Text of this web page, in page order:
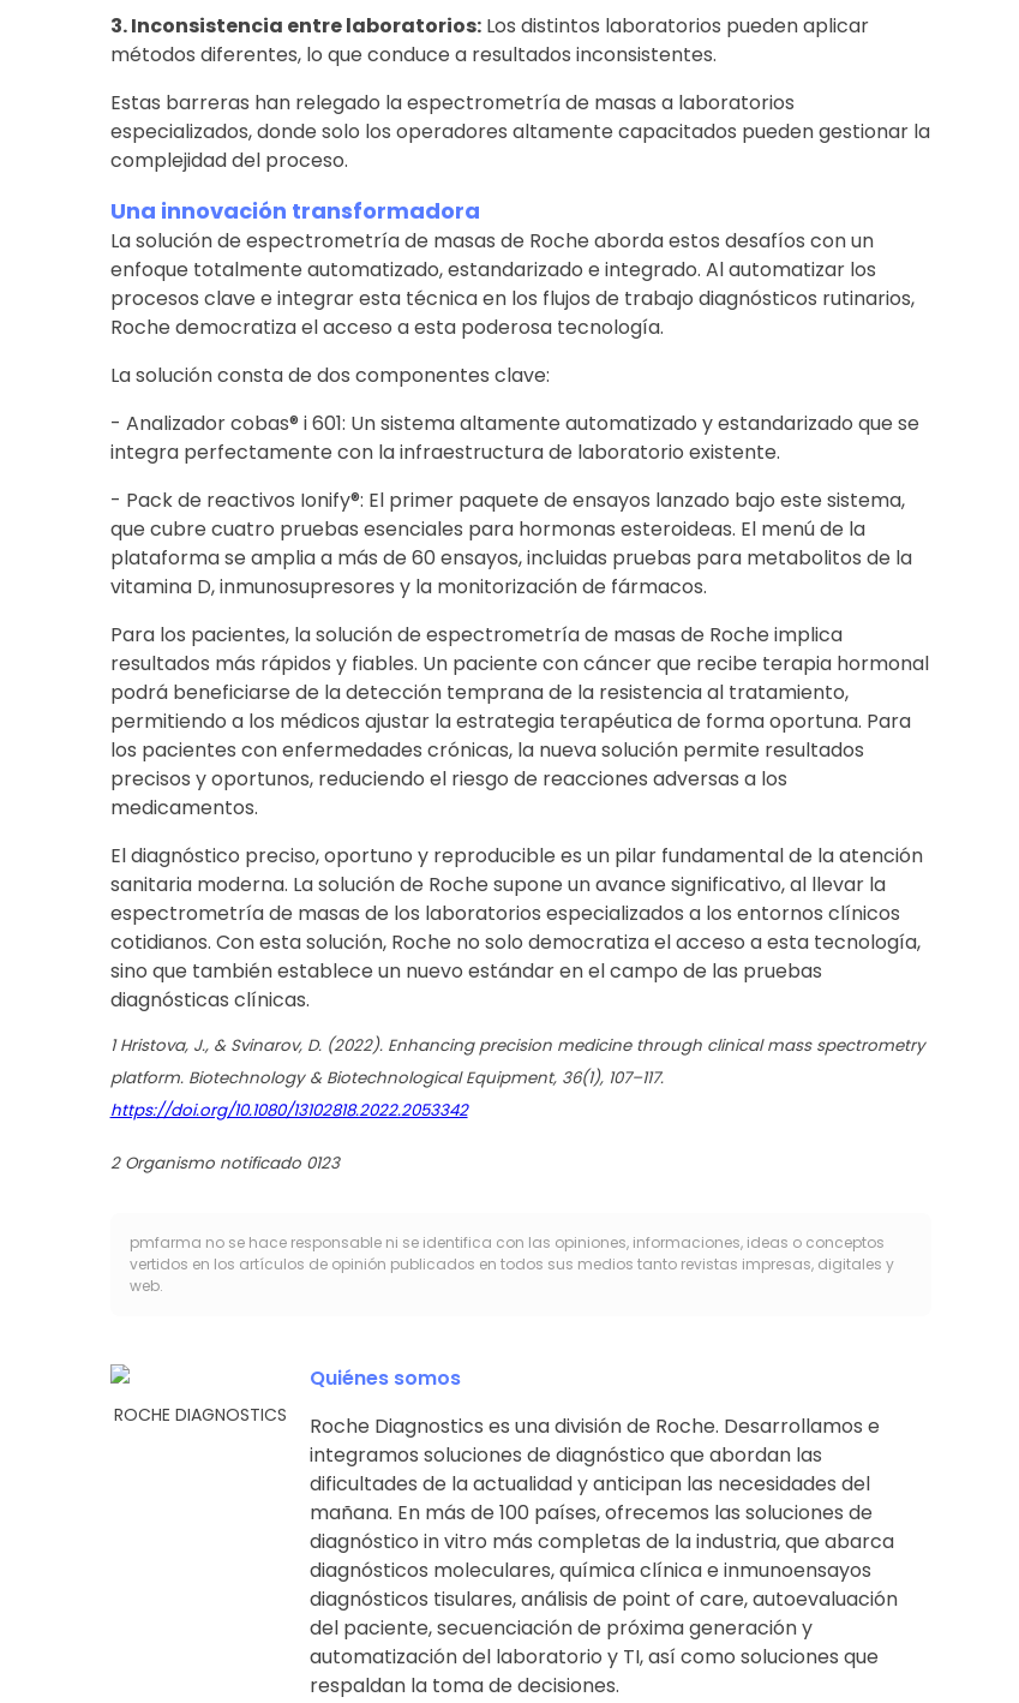
3. Inconsistencia entre laboratorios:Los distintos laboratorios pueden aplicar
métodos diferentes, lo que conduce a resultados inconsistentes.
Estas barreras han relegado la espectrometría de masas a laboratorios
especializados, donde solo los operadores altamente capacitados pueden gestionar la
complejidad del proceso.
Una innovación transformadora
La solución de espectrometría de masas de Roche aborda estos desafíos con un
enfoque totalmente automatizado, estandarizado e integrado. Al automatizar los
procesos clave e integrar esta técnica en los flujos de trabajo diagnósticos rutinarios,
Roche democratiza el acceso a esta poderosa tecnología.
La solución consta de dos componentes clave:
- Analizador cobas® i 601: Un sistema altamente automatizado y estandarizado que se
integra perfectamente con la infraestructura de laboratorio existente.
- Pack de reactivos Ionify®: El primer paquete de ensayos lanzado bajo este sistema,
que cubre cuatro pruebas esenciales para hormonas esteroideas. El menú de la
plataforma se amplia a más de 60 ensayos, incluidas pruebas para metabolitos de la
vitamina D, inmunosupresores y la monitorización de fármacos.
Para los pacientes, la solución de espectrometría de masas de Roche implica
resultados más rápidos y fiables. Un paciente con cáncer que recibe terapia hormonal
podrá beneficiarse de la detección temprana de la resistencia al tratamiento,
permitiendo a los médicos ajustar la estrategia terapéutica de forma oportuna. Para
los pacientes con enfermedades crónicas, la nueva solución permite resultados
precisos y oportunos, reduciendo el riesgo de reacciones adversas a los
medicamentos.
El diagnóstico preciso, oportuno y reproducible es un pilar fundamental de la atención
sanitaria moderna. La solución de Roche supone un avance significativo, al llevar la
espectrometría de masas de los laboratorios especializados a los entornos clínicos
cotidianos. Con esta solución, Roche no solo democratiza el acceso a esta tecnología,
sino que también establece un nuevo estándar en el campo de las pruebas
diagnósticas clínicas.
1 Hristova, J., & Svinarov, D. (2022). Enhancing precision medicine through clinical mass spectrometry
platform. Biotechnology & Biotechnological Equipment, 36(1), 107–117.
https://doi.org/10.1080/13102818.2022.2053342
2 Organismo notificado 0123
pmfarma no se hace responsable ni se identifica con las opiniones, informaciones, ideas o conceptos
vertidos en los artículos de opinión publicados en todos sus medios tanto revistas impresas, digitales y
web.
ROCHE DIAGNOSTICS
Quiénes somos
Roche Diagnostics es una división de Roche. Desarrollamos e
integramos soluciones de diagnóstico que abordan las
dificultades de la actualidad y anticipan las necesidades del
mañana. En más de 100 países, ofrecemos las soluciones de
diagnóstico in vitro más completas de la industria, que abarca
diagnósticos moleculares, química clínica e inmunoensayos
diagnósticos tisulares, análisis de point of care, autoevaluación
del paciente, secuenciación de próxima generación y
automatización del laboratorio y TI, así como soluciones que
respaldan la toma de decisiones.